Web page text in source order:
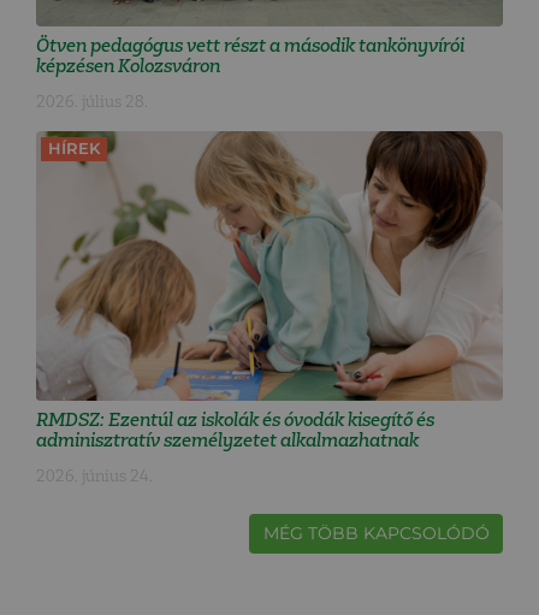
Ötven pedagógus vett részt a második tankönyvírói
képzésen Kolozsváron
2026. július 28.
HÍREK
RMDSZ: Ezentúl az iskolák és óvodák kisegítő és
adminisztratív személyzetet alkalmazhatnak
2026. június 24.
MÉG TÖBB KAPCSOLÓDÓ